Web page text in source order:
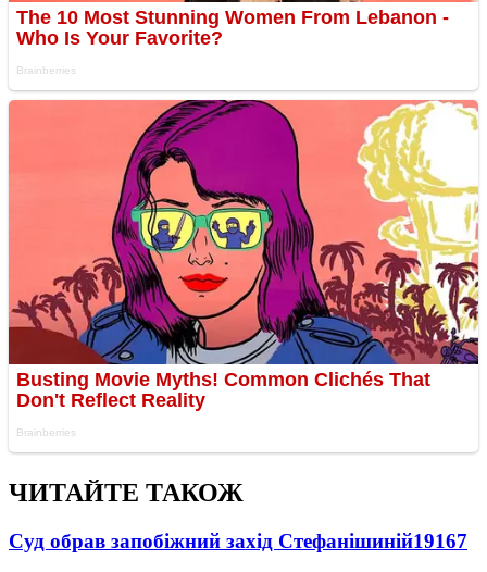
ЧИТАЙТЕ ТАКОЖ
Суд обрав запобіжний захід Стефанішиній19167